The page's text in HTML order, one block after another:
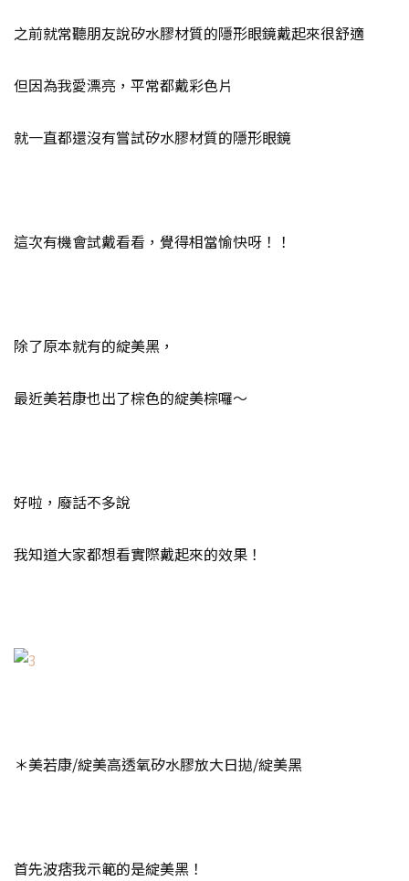
之前就常聽朋友說矽水膠材質的隱形眼鏡戴起來很舒適
但因為我愛漂亮，平常都戴彩色片
就一直都還沒有嘗試矽水膠材質的隱形眼鏡
這次有機會試戴看看，覺得相當愉快呀！！
除了原本就有的綻美黑，
最近美若康也出了棕色的綻美棕囉～
好啦，廢話不多說
我知道大家都想看實際戴起來的效果！
＊美若康/綻美高透氧矽水膠放大日拋/綻美黑
首先波痞我示範的是綻美黑！